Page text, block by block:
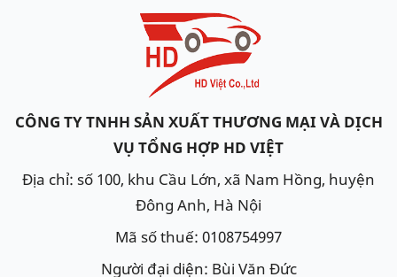
CÔNG TY TNHH SẢN XUẤT THƯƠNG MẠI VÀ DỊCH
VỤ TỔNG HỢP HD VIỆT
Địa chỉ: số 100, khu Cầu Lớn, xã Nam Hồng, huyện
Đông Anh, Hà Nội
Mã số thuế: 0108754997
Người đại diện: Bùi Văn Đức